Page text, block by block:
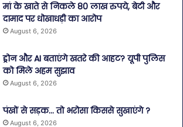
मां के खाते से निकले 80 लाख रुपये, बेटी और
दामाद पर धोखाधड़ी का आरोप
August 6, 2026
ड्रोन और AI बताएंगे खतरे की आहट? यूपी पुलिस
को मिले अहम सुझाव
August 6, 2026
पंखों से सड़क… तो भरोसा किससे सुखाएंगे ?
August 6, 2026